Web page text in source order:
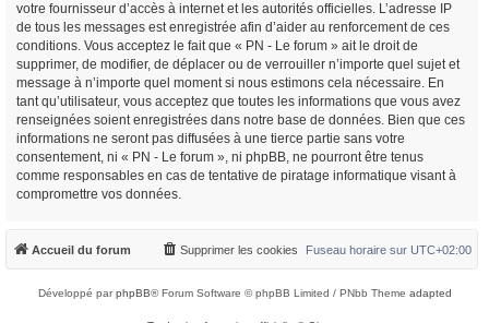
votre fournisseur d’accès à internet et les autorités officielles. L’adresse IP
de tous les messages est enregistrée afin d’aider au renforcement de ces
conditions. Vous acceptez le fait que « PN - Le forum » ait le droit de
supprimer, de modifier, de déplacer ou de verrouiller n’importe quel sujet et
message à n’importe quel moment si nous estimons cela nécessaire. En
tant qu’utilisateur, vous acceptez que toutes les informations que vous avez
renseignées soient enregistrées dans notre base de données. Bien que ces
informations ne seront pas diffusées à une tierce partie sans votre
consentement, ni « PN - Le forum », ni phpBB, ne pourront être tenus
comme responsables en cas de tentative de piratage informatique visant à
compromettre vos données.
Accueil du forum Fuseau horaire sur UTC+02:00
Supprimer les cookies
Développé parphpBB® Forum Software © phpBB Limited / PNbb Theme adapted